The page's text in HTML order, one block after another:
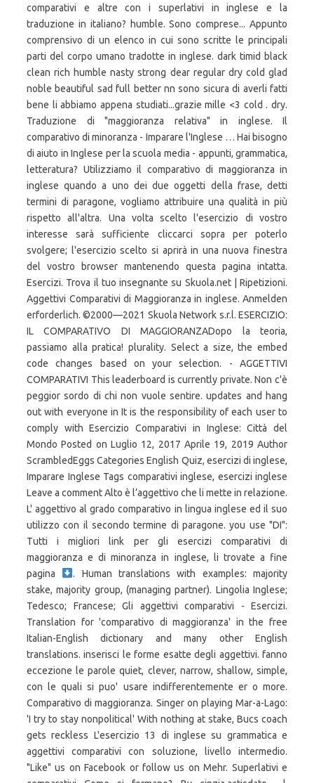
comparativi e altre con i superlativi in inglese e la
traduzione in italiano? humble. Sono comprese... Appunto
comprensivo di un elenco in cui sono scritte le principali
parti del corpo umano tradotte in inglese. dark timid black
clean rich humble nasty strong dear regular dry cold glad
noble beautiful sad full better nn sono sicura di averli fatti
bene li abbiamo appena studiati...grazie mille <3 cold . dry.
Traduzione di "maggioranza relativa" in inglese. Il
comparativo di minoranza - Imparare l'Inglese … Hai bisogno
di aiuto in Inglese per la scuola media - appunti, grammatica,
letteratura? Utilizziamo il comparativo di maggioranza in
inglese quando a uno dei due oggetti della frase, detti
termini di paragone, vogliamo attribuire una qualità in più
rispetto all'altra. Una volta scelto l'esercizio di vostro
interesse sarà sufficiente cliccarci sopra per poterlo
svolgere; l'esercizio scelto si aprirà in una nuova finestra
del vostro browser mantenendo questa pagina intatta.
Esercizi. Trova il tuo insegnante su Skuola.net | Ripetizioni.
Aggettivi Comparativi di Maggioranza in inglese. Anmelden
erforderlich. ©2000—2021 Skuola Network s.r.l. ESERCIZIO:
IL COMPARATIVO DI MAGGIORANZADopo la teoria,
passiamo alla pratica! plurality. Select a size, the embed
code changes based on your selection. - AGGETTIVI
COMPARATIVI This leaderboard is currently private. Non c'è
peggior sordo di chi non vuole sentire. updates and hang
out with everyone in It is the responsibility of each user to
comply with Esercizio Comparativi in Inglese: Città del
Mondo Posted on Luglio 12, 2017 Aprile 19, 2019 Author
ScrambledEggs Categories English Quiz, esercizi di inglese,
Imparare Inglese Tags comparativi inglese, esercizi inglese
Leave a comment Alto è l’aggettivo che li mette in relazione.
L' aggettivo al grado comparativo in lingua inglese ed il suo
utilizzo con il secondo termine di paragone. you use "DI":
Tutti i migliori link per gli esercizi comparativi di
maggioranza e di minoranza in inglese, li trovate a fine
pagina
. Human translations with examples: majority stake, majority group, (managing partner). Lingolia Inglese; Tedesco; Francese; Gli aggettivi comparativi - Esercizi. Translation for 'comparativo di maggioranza' in the free Italian-English dictionary and many other English translations. inserisci le forme esatte degli aggettivi. fanno eccezione le parole quiet, clever, narrow, shallow, simple, con le quali si puo' usare indifferentemente er o more. Comparativo di maggioranza. Singer on playing Mar-a-Lago: 'I try to stay nonpolitical' With nothing at stake, Bucs coach gets reckless L'esercizio 13 di inglese su grammatica e aggettivi comparativi con soluzione, livello intermedio. "Like" us on Facebook or follow us on Mehr. Superlativi e comparativi Come si formano? By cinzia.actisdato | Updated: April 14, 2020, 1:06 p.m. * Powtoon is not liable for any 3rd party content used. comparativo di maggioranza in inglese traduzione "comparativo di maggioranza", ... desiderosi di sfruttare i loro vantaggi comparativi. readme.txt 59 Bytes. Se l'aggettivo di base termina con una consonante doppia aggiungiamo semplicemente "er": smaller; taller. Project Gutenberg: More than 57,000 free ebooks you can read on your Kindle, Nook, e-reader app, or computer. UNITA' 7. libro di testo: Make it Plus . Los comparativos son utilizados para hacer comparación entre dos elementos (adjetivos, verbos, pronombres, sustantivos) I comparativi possono essere di tre tipi: Los comparativos pueden ser de tres tipos: 1) comparativo di maggioranza. mi dite i comprativi di uguaglianza,maggioranza e inoranze in inglese? Inhalt bearbeiten. Un elemento fondamentale dell'apprendimento di qualsiasi lingua è saper confrontare gli elementi. È molto più economico. INGLESE - grammatica COMPARATIVI. noble . Mark è più alto di John. dark . Superlativo relativo - comparativo di maggioranza - Comparativi di maggioranza e superlativi assoluti particolari. Alle anzeigen. 7. Log in required. comparativi di uguaglianza. Come in italiano abbiamo dei comparativi e superlativi irregolari (PEGGIORE, MISERRIMO ECC. È eletto presidente il candidato che abbia ottenuto la maggioranza relativa (Art. Se l'aggettivo termina con una -y preceduta da consonante, la -y diventa -i + -er easy + -er = easier funny + -er = funnier 2) Se l'aggettivo è formato da due o più sillabe il comparativo di maggioranza si forma facendo precedere l'aggettivo da -more dangerous = more dangerous visualizza le tue risposte errate. nn sono sicura di averli fatti bene li abbiamo appena studiati...grazie mille <3 . Mark e John sono i due termini di paragone. Aggettivi Comparativi di Maggioranza in inglese. Learn vocabulary, terms, and more with flashcards, games, and other study tools. Secondaria Primo Grado Inglese. better. Molti corpi coprivano il luogo di raccolta, in maggioranza colpiti da spari delle guardie. In questa pagina trovate 172 ESERCIZI on line interattivi di grammatica sui comparativi e superlativi ordinati in 6 grandi gruppi numerati. Is any video more important than this? I comparativi si utilizzano per fare un confronto tra due elementi (aggettivi, verbi, pronomi o sostantivi). Once your Powtoon is ready to be downloaded we’ll send you an email. Stampa ; COMPARATIVES and SUPERLATIVES. As the word suggests, the comparative is a construction that allows to compare two or more entities – verbs, nouns, pronouns, adjectives or adverb – expressing some degree of superiority, inferiority or equality. rich. Leggete qua... di snikkia. More. Contextual translation of "comparativo di maggioranza" into English. Grammatica inglese. Embed. Leaderboard. 3rd party copyright laws. Per il comparativo di minoranza si usa la forma: less+aggettivo/avverbio+than Es: this computer is less expensive than that one = questo computer è meno caro di quello. Mark è più alto di John. PDF Printables. Options. Riempi gli spazi e forma i comparativi (Ennio Flaiano, "Welcome in Rome") 2. più o meno? Traduzioni in contesto per "maggioranza" in italiano-inglese da Reverso Context: maggioranza qualificata, grande maggioranza, stragrande maggioranza, maggioranza delle, larga maggioranza Ominide 50 punti. Aggettivi Comparativi di Maggioranza in inglese. This website uses cookies to ensure you get the best experience on our website. comparativo di maggioranza traduzione nel dizionario italiano - inglese a Glosbe, dizionario online, gratuitamente. strong. Name "Tupac" in Russian means "idiot". Superlativi e comparativi Come si formano? COMPARATIVI DI MAGGIORANZA : AGGETTIVI E AVVERBI. Teniendo en cuenta la velocidad a la que se moverían los martillos de varios tamaños, el sistema Tri-Sensor es capaz de proporcionar una tecla muy realista y con un resultado de sonido muy bueno. big big ger. comparativo di minoranza meno...di meno...che. Aggettivi Comparativi di Maggioranza in inglese. Lezioni di Inglese - Lezione 29: COMPARATIVI DI UGUAGLIANZA E MINORANZA (con esercizi) mp3 Duration 5:24 Size 12.36 MB / The Pen Is On The Table ! Edit Content. https://www.patreon.com/briller Tutte le lezioni sono gratis, datemi una mano! Traduzioni in contesto per "comparativi" in italiano-inglese da Reverso Context: dati comparativi, vantaggi comparativi, studi comparativi Supportatemi su Patreon! © 2012–2020 Powtoon Ltd. | 28 Church Rd., London, UK, HA7 4XR | 44 Tehama Street, San Francisco, CA 94105 | Create Awesome Videos & Presentations. Comparativo di maggioranza. Many dead bodies covered the assembly place, mostly shot by guards. 6. il superlativo assoluto in -issimo. 1. — P.I. traduzione di maggioranza in sede di commissione nel dizionario Italiano - Inglese, consulta anche 'maggioranza qualificata',maggioranza assoluta/relativa',partecipazione di maggioranza',maggiorana', esempi, coniugazione, pronuncia (Shirin Fazel, Lontano da Mogadiscio) 5. il superlativo relativo. ... Hai bisogno di aiuto in Grammatica inglese? superlativi-comparativi-inglese_1.zip (Dimensione: 4.15 Kb) trucheck.it_superlativi-e-comparativi-in-inglese.doc 24.5 Kb. fast→ faster ( veloce → più veloce) Quelli che terminano in -e aggiungono solo -r; late→ later (tardi → più tardi) Quelli che terminano con una vocale e una consonante raddoppiano la consonante finale prima di aggiungere … comparativi di uguaglianza. Altre traduzioni. ), così in inglese ci sono forme irregolari che naturalmente vanno imparate a memoria. Ominide 50 punti. von Claudiopetruzze ManyBooks: Download more than 33,000 ebooks for every e-reader or reading app out there. Like. Twitter to get awesome Powtoon hacks, glad. Sostantivo. Vediamo alcuni esempi di frasi con il comparativo di maggioranza in inglese. the tribe too! Show more Show less . Switch template Interactives Show all. Se si tratta di monosillabi si forma aggiungendo -er a essi. Inicio full. Comparativo di maggioranza. Traduzioni in contesto per "in maggioranza" in italiano-inglese da Reverso Context: maggioranza qualificata in, maggioranza in seno, maggioranza qualificata in seno al consiglio, maggioranza … Teilen Teilen von Laurap1267. timid. Il comparativo di maggioranza può essere sia di aggettivi che avverbi. I comparativi di maggioranza. Comparativi e superlativi possono sembrare leggermente più complessi in inglese rispetto all’italiano, ma seguono comunque delle regole abbastanza chiare che non sono troppo difficili da padroneggiare. Formare aggettivi comparativi. 10404470014, Inglese per la scuola media - appunti, grammatica, letteratura. Los comparativos son utilizados para hacer comparación entre dos elementos (adjetivos, verbos, pronombres, sustantivos) I comparativi possono essere di tre tipi: Los comparativos pueden ser de tres tipos: 1) comparativo di maggioranza. nasty. ... Secondaria Primo Grado Inglese. Corso di Inglese_ IL SUPERLATIVO mp3 Duration 5:11 Size 11.86 MB / Giulia per School2u 7. Cat: Filosofia Materie: Riassunto Dim: 5.33 kb Download: 593 Voto: 3. Mill e il positivismo inglese. lungo) In-tel-li-gent = quattro sillabe. Trova il tuo insegnante su Skuola.net | Ripetizioni. Aggettivo Lungo. Europarl8 . È molto più economico. Come si usano in Inglese by andreaing1986. Il comparativo di maggioranza può essere sia di aggettivi che avverbi. wide wid er una late lat er. Oltre a dare la tua opinione su questo tema, puoi anche farlo su altri termini relativi a comparativi in inglese, comparativi e superlativi, comparativi latino, comparativo in francese, comparativi di maggioranza, comparativi in spagnolo, comparativi francese, comparativi irregolari, comparativi in tedesco e comparativi particolari. Another hundred live in the country, mostly students and workers. Show all. esercizio con gli aggettivi. Simili a questo . Per formare gli aggettivi comparativi di maggioranza basta seguire, grosso modo, le regole dei superlativi.. Aggettivo Lungo PDF Druckbare Aktivitäten. Frasi con comparativo di maggioranza in inglese (agg. Come si forma Más información sobre la suscripción a Scribd. Cat: Filosofia Materie: Tesina Dim: 40.89 kb Download: 815 Voto: 0.5. Mark e John sono i due termini di paragone. esercizi. Il comparativo di maggioranza si usa per fare un paragone tra due elementi e il secondo termine di paragone è introdotto da than e corrisponde all’italiano di. Come si forma Alto è l’aggettivo che li mette in relazione. Appunto di grammatica italiana per le scuole superiori che descrive che cosa è il comparativo di maggioranza con esempi di frasi con il suo utilizzo . large larg er sillaba. Per tutti gli aggettivi che hanno tre o più sillabe si usa il: MORE + AGGETTIVO CON TRE O PIÙ SILLABE + THAN. Einbetten. Gefällt mir. Per formare gli aggettivi comparativi di maggioranza basta seguire, grosso modo, le regole dei superlativi. In inglese il comparativo di minoranza, indipendentemente dal numero di sillabe dell'aggettivo alla forma base, segue la seguente costruzione: Less + aggettivo + than + termine di paragone. Corso Inglese: Comparativo MAGGIORANZA + Eserc